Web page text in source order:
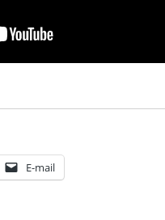
E-mail